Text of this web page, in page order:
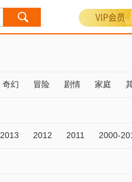
奇幻 冒险 剧情 家庭
2013 2012 2011 2000-